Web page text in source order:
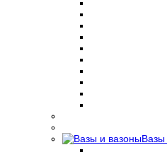
Вазы